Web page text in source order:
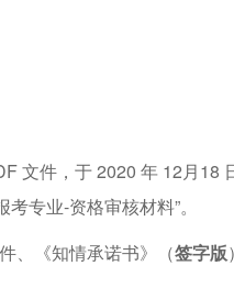
文件，于 2020 年 12月18
专业-资格审核材料”。
、《知情承诺书》（签字版